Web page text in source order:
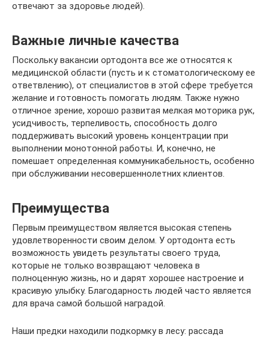
отвечают за здоровье людей).
Важные личные качества
Поскольку вакансии ортодонта все же относятся к
медицинской области (пусть и к стоматологическому ее
ответвлению), от специалистов в этой сфере требуется
желание и готовность помогать людям. Также нужно
отличное зрение, хорошо развитая мелкая моторика рук,
усидчивость, терпеливость, способность долго
поддерживать высокий уровень концентрации при
выполнении монотонной работы. И, конечно, не
помешает определенная коммуникабельность, особенно
при обслуживании несовершеннолетних клиентов.
Преимущества
Первым преимуществом является высокая степень
удовлетворенности своим делом. У ортодонта есть
возможность увидеть результаты своего труда,
которые не только возвращают человека в
полноценную жизнь, но и дарят хорошее настроение и
красивую улыбку. Благодарность людей часто является
для врача самой большой наградой.
Наши предки находили подкормку в лесу: рассада